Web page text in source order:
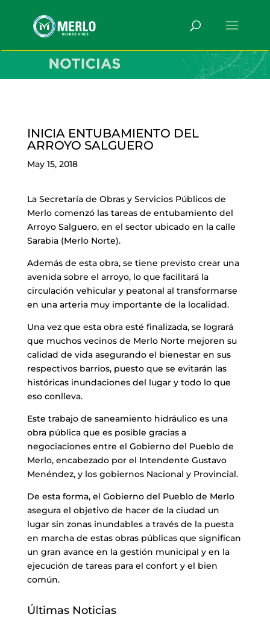
INICIA ENTUBAMIENTO DEL
ARROYO SALGUERO
May 15, 2018
La Secretaría de Obras y Servicios Públicos de
Merlo comenzó las tareas de entubamiento del
Arroyo Salguero, en el sector ubicado en la calle
Sarabia (Merlo Norte).
Además de esta obra, se tiene previsto crear una
avenida sobre el arroyo, lo que facilitará la
circulación vehicular y peatonal al transformarse
en una arteria muy importante de la localidad.
Una vez que esta obra esté finalizada, se logrará
que muchos vecinos de Merlo Norte mejoren su
calidad de vida asegurando el bienestar en sus
respectivos barrios, puesto que se evitarán las
históricas inundaciones del lugar y todo lo que
eso conlleva.
Este trabajo de saneamiento hidráulico es una
obra pública que es posible gracias a
negociaciones entre el Gobierno del Pueblo de
Merlo, encabezado por el Intendente Gustavo
Menéndez, y los gobiernos Nacional y Provincial.
De esta forma, el Gobierno del Pueblo de Merlo
asegura el objetivo de hacer de la ciudad un
lugar sin zonas inundables a través de la puesta
en marcha de estas obras públicas que significan
un gran avance en la gestión municipal y en la
ejecución de tareas para el confort y el bien
común.
Últimas Noticias